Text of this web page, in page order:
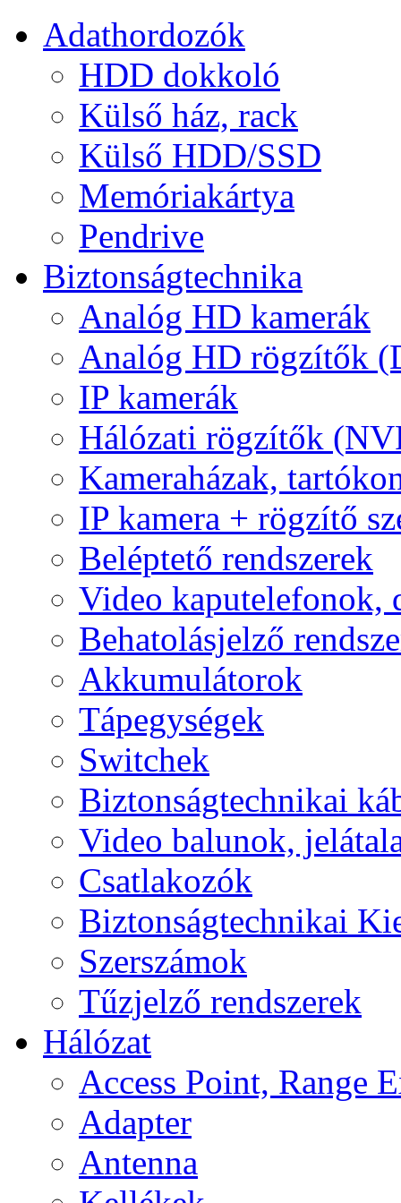
Adathordozók
HDD dokkoló
Külső ház, rack
Külső HDD/SSD
Memóriakártya
Pendrive
Biztonságtechnika
Analóg HD kamerák
Analóg HD rögzítők
IP kamerák
Hálózati rögzítők
Kameraházak,
IP kamera + rögzítő
Beléptető rendszerek
Video kaputelefonok,
Behatolásjelző
Akkumulátorok
Tápegységek
Switchek
Biztonságtechnikai
Video balunok,
Csatlakozók
Biztonságtechnikai
Szerszámok
Tűzjelző rendszerek
Hálózat
Access Point, Range
Adapter
Antenna